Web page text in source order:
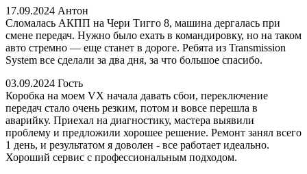
17.09.2024 Антон
Сломалась АКПП на Чери Тигго 8, машина дергалась при
смене передач. Нужно было ехать в командировку, но на таком
авто стремно — еще станет в дороге. Ребята из Transmission
System все сделали за два дня, за что большое спасибо.
03.09.2024 Гость
Коробка на моем VX начала давать сбои, переключение
передач стало очень резким, потом и вовсе перешла в
аварийку. Приехал на диагностику, мастера выявили
проблему и предложили хорошее решение. Ремонт занял всего
1 день, и результатом я доволен - все работает идеально.
Хороший сервис с профессиональным подходом.